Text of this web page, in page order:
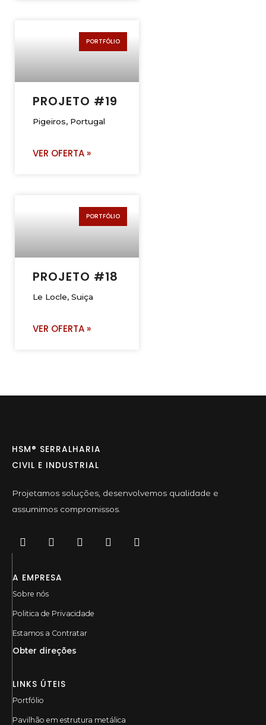
PORTFÓLIO
PROJETO #19
Pigeiros, Portugal
VER OFERTA »
PORTFÓLIO
PROJETO #18
Le Locle, Suiça
VER OFERTA »
HSM® SERRALHARIA
CIVIL E INDUSTRIAL
Projetamos soluções, desenvolvemos qualidade e
assumimos compromissos.
A EMPRESA
Sobre nós
Politica de Privacidade
Estamos a Contratar
Obter direções
LINKS ÚTEIS
Portfólio
Pavilhão em estrutura metálica